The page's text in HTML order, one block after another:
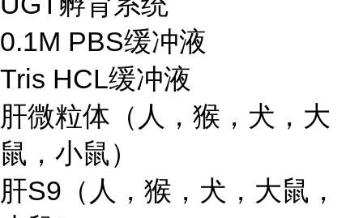
0.1M PBS缓冲液
Tris HCL缓冲液
肝微粒体（人，猴，犬，大
鼠，小鼠）
肝S9（人，猴，犬，大鼠，